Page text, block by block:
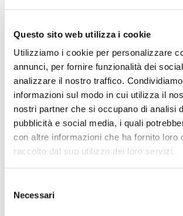
Questo sito web utilizza i cookie
Utilizziamo i cookie per personalizzare
annunci, per fornire funzionalità dei
analizzare il nostro traffico.
informazioni sul modo in cui utilizza il
nostri partner che si occupano di analisi
pubblicità e social media, i quali
con altre informazioni che ha fornito loro
raccolto dal suo utilizzo dei loro servizi.
delNecessari
Invia !